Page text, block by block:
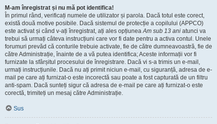
M-am înregistrat și nu mă pot identifica!
În primul rând, verificați numele de utilizator și parola. Dacă totul este corect,
există două motive posibile. Dacă sistemul de protecție a copilului (APPCO)
este activat și când v-ați înregistrat, ați ales opțiuneaAm sub 13 ani atunci va
trebui să urmați câteva instrucțiuni care vor fi date pentru a activa contul. Unele
forumuri prevăd că conturile trebuie activate, fie de către dumneavoastră, fie de
către Administrație, înainte de a vă putea identifica; Aceste informații vor fi
furnizate la sfârșitul procesului de înregistrare. Dacă vi s-a trimis un e-mail,
urmați instrucțiunile. Dacă nu ați primit niciun e-mail, cu siguranță, adresa de e-
mail pe care ați furnizat-o este incorectă sau poate a fost capturată de un filtru
anti-spam. Dacă sunteți sigur că adresa de e-mail pe care ați furnizat-o este
corectă, trimiteți un mesaj către Administrație.
Sus